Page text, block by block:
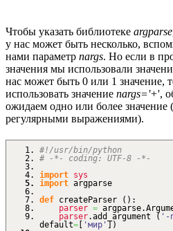
Чтобы указать библиотеке argparse
у нас может быть несколько,
нами параметр nargs. Но если в
значения мы использовали
нас может быть 0 или 1 значение,
использовать значение nargs='+',
ожидаем одно или более значение
регулярными выражениями).
#!/usr/bin/python
# -*- coding: UTF-8 -*-
import sys
import argparse
def createParser ( ) :
parser = argparse.
parser.add_argument ( '-
default= 'мир'
)